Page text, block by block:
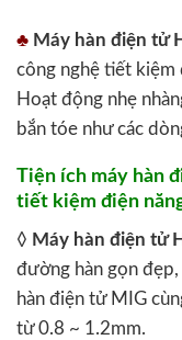
♣ Máy hàn điện tử
công nghệ tiết kiệm
Hoạt động nhẹ
bắn tóe như các
Tiện ích máy hàn
tiết kiệm điện
◊ Máy hàn điện tử
đường hàn gọn
hàn điện tử MIG
từ 0.8 ~ 1.2mm.